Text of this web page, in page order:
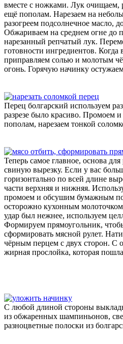
вместе с ножками. Лук очищаем,
ещё пополам. Нарезаем на
разогреем подсолнечное масло,
Обжариваем на среднем огне до
нарезанный репчатый лук.
готовности ингредиентов. Когда
приправляем солью и молотым
огонь. Горячую начинку
Перец болгарский используем
разрезе было красиво. Промоем
пополам, нарезаем тонкой
Теперь самое главное, основа
свиную вырезку. Если у вас
горизонтально по всей длине
части верхняя и нижняя.
промоем и обсушим бумажным
осторожно кухонным
удар был нежнее, используем
Формируем прямоугольник,
сформировать мясной рулет.
чёрным перцем с двух сторон. С
жирная прослойка, которая
С любой длиной стороны
из обжаренных шампиньонов,
разноцветные полоски из